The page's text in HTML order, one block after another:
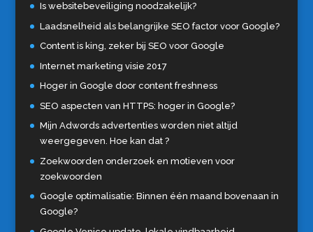
Is websitebeveiliging noodzakelijk?
Laadsnelheid als belangrijke SEO factor voor Google?
Content is king, zeker bij SEO voor Google
Internet marketing visie 2017
Hoger in Google door content freshness
SEO aspecten van HTTPS: hoger in Google?
Mijn Adwords advertenties worden niet altijd
weergegeven. Hoe kan dat ?
Zoekwoorden onderzoek en motieven voor
zoekwoorden
Google optimalisatie: Binnen één maand bovenaan in
Google?